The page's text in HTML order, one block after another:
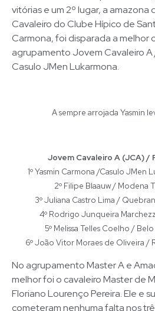
vitórias e um 2º lugar, a
Cavaleiro do Clube Hípico de
Carmona, foi disparada a melhor
agrupamento Jovem Cavaleiro
Casulo JMen Lukarmona.
A sempre arrojada Yasmin
Jovem Cavaleiro A (JCA) /
1º Yasmin Carmona /Casulo JMen
2º Filipe Blaauw / Modena
3º Juliana Castro Lima /
4º Rodrigo Junqueira
5º Melissa Telles Coelho /
6º João Vitor Moraes de Oliveira /
No agrupamento Master A e
melhor foi o cavaleiro Master de
Floriano Lourenço Pereira. Ele e
cometeram nenhuma falta nos